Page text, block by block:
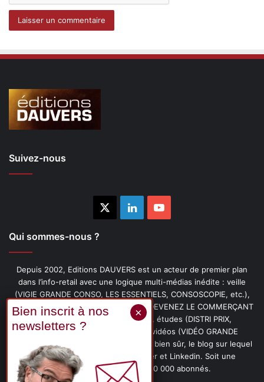
Suivez-nous
LinkedinYouTube
Qui sommes-nous ?
Depuis 2002, Editions DAUVERS est un acteur de premier plan
dans l’info-retail avec une logique multi-médias inédite : veille
(VIGIE GRANDE CONSO, LES ESSENTIELS, CONSOSCOPIE, etc.),
livres (PENSER-CLIENT, IMAGE-PRIX, DEVENEZ LE COMMERÇANT
PRÉFÉRÉ DE VOS CLIENTS, etc.), études (DISTRI PRIX,
PROMOFLASH, DRIVE INSIGHTS), vidéos (VIDÉO GRANDE
CONSO), podcasts (CAFÉ CONSO) et, bien sûr, le blog sur lequel
vous êtes, ainsi que les fils Twitter et Linkedin. Soit une
communauté de plus de 150 000 abonnés.